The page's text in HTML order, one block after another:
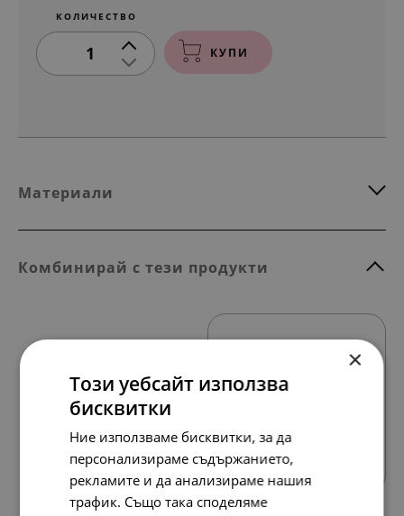
КОЛИЧЕСТВО
1 КУПИ
Материали
Комбинирай с тези продукти
Всички продукти
×
Този уебсайт използва
бисквитки
Ние използваме бисквитки, за да
персонализираме съдържанието,
рекламите и да анализираме нашия
трафик. Също така споделяме